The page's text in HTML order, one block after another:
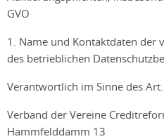
GVO
1. Name und Kontaktdaten der
des betrieblichen
Verantwortlich im Sinne des
Verband der Vereine
Hammfelddamm 13